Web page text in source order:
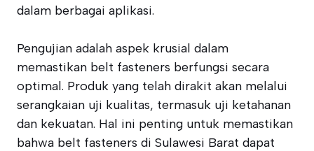
dalam berbagai aplikasi.
Pengujian adalah aspek krusial dalam
memastikan belt fasteners berfungsi secara
optimal. Produk yang telah dirakit akan melalui
serangkaian uji kualitas, termasuk uji ketahanan
dan kekuatan. Hal ini penting untuk memastikan
bahwa belt fasteners di Sulawesi Barat dapat